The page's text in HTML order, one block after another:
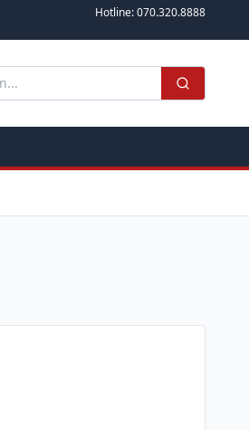
Hotline:070.320.8888